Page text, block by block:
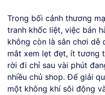
Trong bối cảnh thương
tranh khốc liệt, việc bán
không còn là sân chơi dễ
mắt xem lẹt đẹt, ít tương
rời đi chỉ sau vài phút
nhiều chủ shop. Để giải
một không khí sôi động